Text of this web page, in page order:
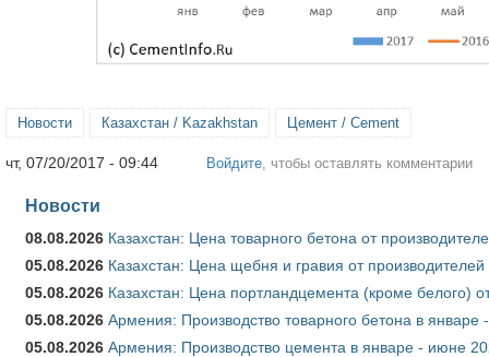
Новости Казахстан / Kazakhstan Цемент / Cement
чт, 07/20/2017 - 09:44 Войдите , чтобы оставлять комментарии
Новости
08.08.2026 Казахстан: Цена товарного бетона от
05.08.2026 Казахстан: Цена щебня и гравия от
05.08.2026 Казахстан: Цена портландцемента (кроме белого)
05.08.2026 Армения: Производство товарного бетона в январе
05.08.2026 Армения: Производство цемента в январе - июне